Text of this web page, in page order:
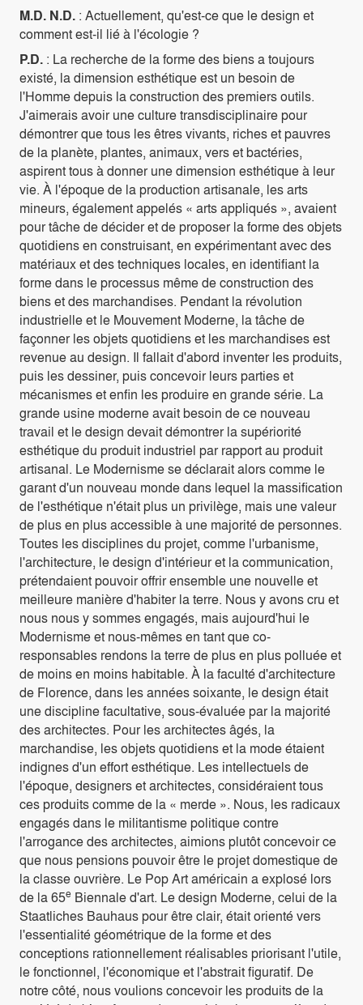
M.D. N.D. : Actuellement, qu'est-ce que le design et
comment est-il lié à l'écologie ?
P.D. : La recherche de la forme des biens a toujours
existé, la dimension esthétique est un besoin de
l'Homme depuis la construction des premiers outils.
J'aimerais avoir une culture transdisciplinaire pour
démontrer que tous les êtres vivants, riches et pauvres
de la planète, plantes, animaux, vers et bactéries,
aspirent tous à donner une dimension esthétique à leur
vie. À l'époque de la production artisanale, les arts
mineurs, également appelés « arts appliqués », avaient
pour tâche de décider et de proposer la forme des objets
quotidiens en construisant, en expérimentant avec des
matériaux et des techniques locales, en identifiant la
forme dans le processus même de construction des
biens et des marchandises. Pendant la révolution
industrielle et le Mouvement Moderne, la tâche de
façonner les objets quotidiens et les marchandises est
revenue au design. Il fallait d'abord inventer les produits,
puis les dessiner, puis concevoir leurs parties et
mécanismes et enfin les produire en grande série. La
grande usine moderne avait besoin de ce nouveau
travail et le design devait démontrer la supériorité
esthétique du produit industriel par rapport au produit
artisanal. Le Modernisme se déclarait alors comme le
garant d'un nouveau monde dans lequel la massification
de l'esthétique n'était plus un privilège, mais une valeur
de plus en plus accessible à une majorité de personnes.
Toutes les disciplines du projet, comme l'urbanisme,
l'architecture, le design d'intérieur et la communication,
prétendaient pouvoir offrir ensemble une nouvelle et
meilleure manière d'habiter la terre. Nous y avons cru et
nous nous y sommes engagés, mais aujourd'hui le
Modernisme et nous-mêmes en tant que co-
responsables rendons la terre de plus en plus polluée et
de moins en moins habitable. À la faculté d'architecture
de Florence, dans les années soixante, le design était
une discipline facultative, sous-évaluée par la majorité
des architectes. Pour les architectes âgés, la
marchandise, les objets quotidiens et la mode étaient
indignes d'un effort esthétique. Les intellectuels de
l'époque, designers et architectes, considéraient tous
ces produits comme de la « merde ». Nous, les radicaux
engagés dans le militantisme politique contre
l'arrogance des architectes, aimions plutôt concevoir ce
que nous pensions pouvoir être le projet domestique de
la classe ouvrière. Le Pop Art américain a explosé lors
de la 65e Biennale d'art. Le design Moderne, celui de la
Staatliches Bauhaus pour être clair, était orienté vers
l'essentialité géométrique de la forme et des
conceptions rationnellement réalisables priorisant l'utile,
le fonctionnel, l'économique et l'abstrait figuratif. De
notre côté, nous voulions concevoir les produits de la